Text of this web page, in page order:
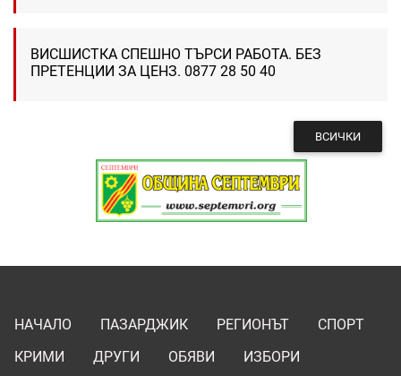
ВИСШИСТКА СПЕШНО ТЪРСИ РАБОТА. БЕЗ
ПРЕТЕНЦИИ ЗА ЦЕНЗ. 0877 28 50 40
ВСИЧКИ
НАЧАЛО ПАЗАРДЖИК РЕГИОНЪТ
СПОРТ
КРИМИ
ДРУГИ ОБЯВИ
ИЗБОРИ